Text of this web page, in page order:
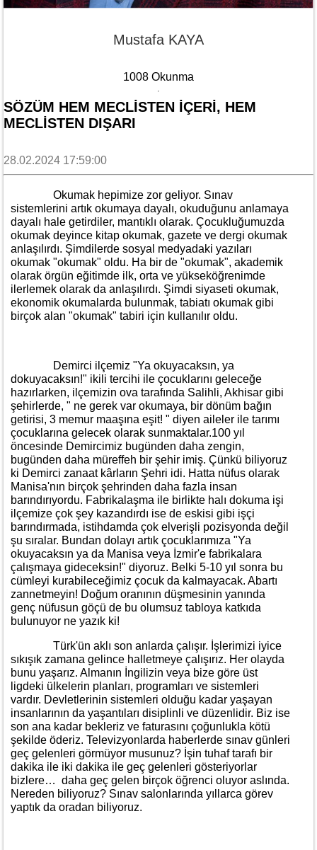
Mustafa KAYA
1008 Okunma
SÖZÜM HEM MECLİSTEN İÇERİ, HEM
MECLİSTEN DIŞARI
28.02.2024 17:59:00
Okumak hepimize zor geliyor. Sınav
sistemlerini artık okumaya dayalı, okuduğunu anlamaya
dayalı hale getirdiler, mantıklı olarak. Çocukluğumuzda
okumak deyince kitap okumak, gazete ve dergi okumak
anlaşılırdı. Şimdilerde sosyal medyadaki yazıları
okumak "okumak" oldu. Ha bir de "okumak", akademik
olarak örgün eğitimde ilk, orta ve yükseköğrenimde
ilerlemek olarak da anlaşılırdı. Şimdi siyaseti okumak,
ekonomik okumalarda bulunmak, tabiatı okumak gibi
birçok alan "okumak" tabiri için kullanılır oldu.
Demirci ilçemiz "Ya okuyacaksın, ya
dokuyacaksın!" ikili tercihi ile çocuklarını geleceğe
hazırlarken, ilçemizin ova tarafında Salihli, Akhisar gibi
şehirlerde, " ne gerek var okumaya, bir dönüm bağın
getirisi, 3 memur maaşına eşit! " diyen aileler ile tarımı
çocuklarına gelecek olarak sunmaktalar.100 yıl
öncesinde Demircimiz bugünden daha zengin,
bugünden daha müreffeh bir şehir imiş. Çünkü biliyoruz
ki Demirci zanaat kârların Şehri idi. Hatta nüfus olarak
Manisa'nın birçok şehrinden daha fazla insan
barındırıyordu. Fabrikalaşma ile birlikte halı dokuma işi
ilçemize çok şey kazandırdı ise de eskisi gibi işçi
barındırmada, istihdamda çok elverişli pozisyonda değil
şu sıralar. Bundan dolayı artık çocuklarımıza "Ya
okuyacaksın ya da Manisa veya İzmir'e fabrikalara
çalışmaya gideceksin!" diyoruz. Belki 5-10 yıl sonra bu
cümleyi kurabileceğimiz çocuk da kalmayacak. Abartı
zannetmeyin! Doğum oranının düşmesinin yanında
genç nüfusun göçü de bu olumsuz tabloya katkıda
bulunuyor ne yazık ki!
Türk'ün aklı son anlarda çalışır. İşlerimizi iyice
sıkışık zamana gelince halletmeye çalışırız. Her olayda
bunu yaşarız. Almanın İngilizin veya bize göre üst
ligdeki ülkelerin planları, programları ve sistemleri
vardır. Devletlerinin sistemleri olduğu kadar yaşayan
insanlarının da yaşantıları disiplinli ve düzenlidir. Biz ise
son ana kadar bekleriz ve faturasını çoğunlukla kötü
şekilde öderiz. Televizyonlarda haberlerde sınav günleri
geç gelenleri görmüyor musunuz? İşin tuhaf tarafı bir
dakika ile iki dakika ile geç gelenleri gösteriyorlar
bizlere… daha geç gelen birçok öğrenci oluyor aslında.
Nereden biliyoruz? Sınav salonlarında yıllarca görev
yaptık da oradan biliyoruz.